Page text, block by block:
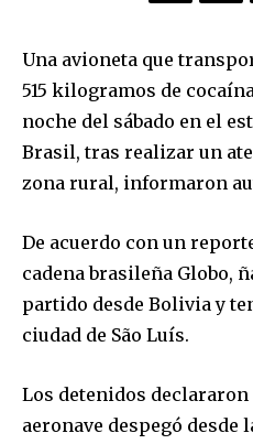
Una avioneta que
515 kilogramos de
noche del sábado en el
Brasil, tras realizar un
zona rural, informaron
De acuerdo con un
cadena brasileña Globo,
partido desde Bolivia y
ciudad de São Luís.
Los detenidos
aeronave despegó desde